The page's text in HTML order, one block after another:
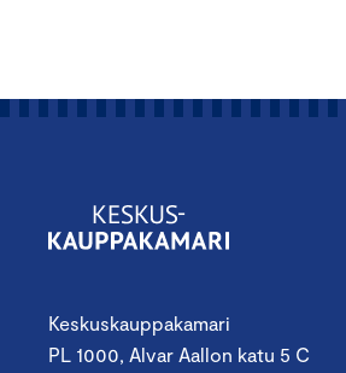
Keskuskauppakamari
PL 1000, Alvar Aallon katu 5 C